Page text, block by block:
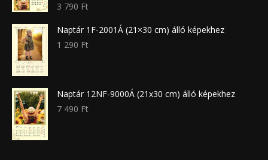
3 790 Ft
Naptár 1F-2001Á (21×30 cm) álló képekhez
1 290 Ft
Naptár 12NF-9000Á (21x30 cm) álló képekhez
7 490 Ft